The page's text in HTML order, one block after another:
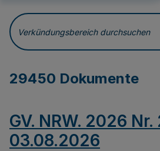
Verkündungsbereich durchsuchen
29450 Dokumente
GV. NRW. 2026
03.08.2026